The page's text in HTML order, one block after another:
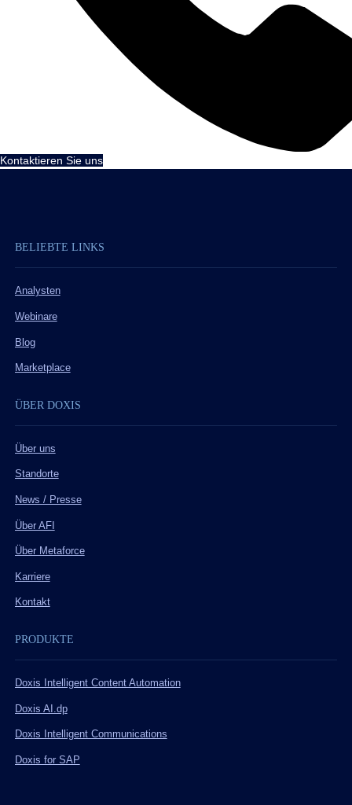
Kontaktieren Sie uns
BELIEBTE LINKS
Analysten
Webinare
Blog
Marketplace
ÜBER DOXIS
Über uns
Standorte
News / Presse
Über AFI
Über Metaforce
Karriere
Kontakt
PRODUKTE
Doxis Intelligent Content Automation
Doxis AI.dp
Doxis Intelligent Communications
Doxis for SAP